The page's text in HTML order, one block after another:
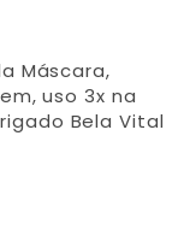
Máscara,
uso 3x na
Bela Vital